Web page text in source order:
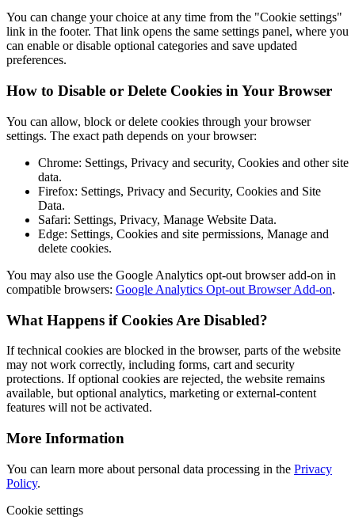
You can change your choice at any time from the "Cookie settings"
link in the footer. That link opens the same settings panel, where you
can enable or disable optional categories and save updated
preferences.
How to Disable or Delete Cookies in Your Browser
You can allow, block or delete cookies through your browser
settings. The exact path depends on your browser:
Chrome: Settings, Privacy and security, Cookies and other site
data.
Firefox: Settings, Privacy and Security, Cookies and Site
Data.
Safari: Settings, Privacy, Manage Website Data.
Edge: Settings, Cookies and site permissions, Manage and
delete cookies.
You may also use the Google Analytics opt-out browser add-on in
compatible browsers: Google Analytics Opt-out Browser Add-on.
What Happens if Cookies Are Disabled?
If technical cookies are blocked in the browser, parts of the website
may not work correctly, including forms, cart and security
protections. If optional cookies are rejected, the website remains
available, but optional analytics, marketing or external-content
features will not be activated.
More Information
You can learn more about personal data processing in the Privacy
Policy.
Cookie settings